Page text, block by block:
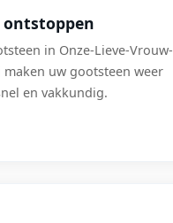
ontstoppen
in Onze-Lieve-Vrouw-
maken uw gootsteen weer
en vakkundig.